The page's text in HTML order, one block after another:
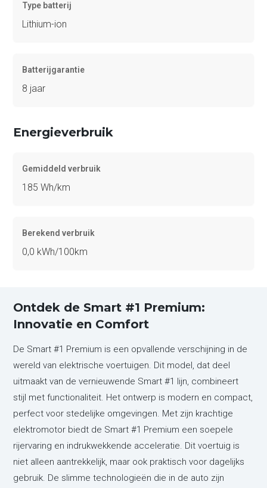
Type batterij
Lithium-ion
Batterijgarantie
8 jaar
Energieverbruik
Gemiddeld verbruik
185 Wh/km
Berekend verbruik
0,0 kWh/100km
Ontdek de Smart #1 Premium:
Innovatie en Comfort
De Smart #1 Premium is een opvallende verschijning in de
wereld van elektrische voertuigen. Dit model, dat deel
uitmaakt van de vernieuwende Smart #1 lijn, combineert
stijl met functionaliteit. Het ontwerp is modern en compact,
perfect voor stedelijke omgevingen. Met zijn krachtige
elektromotor biedt de Smart #1 Premium een soepele
rijervaring en indrukwekkende acceleratie. Dit voertuig is
niet alleen aantrekkelijk, maar ook praktisch voor dagelijks
gebruik. De slimme technologieën die in de auto zijn